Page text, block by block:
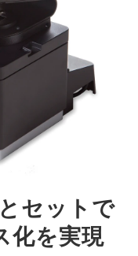
セットで
化を実現